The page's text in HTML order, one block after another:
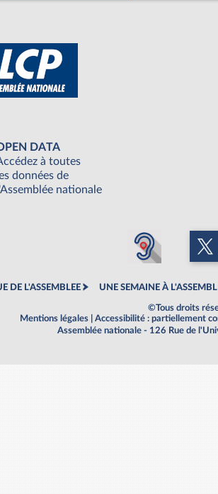
DATA
à toutes
données de
l'Assemblée nationale
DE L'ASSEMBLEE UNE SEMAINE À
©Tous droits
Mentions légales
Accessibilité : partiellement
Assemblée nationale - 126 Rue de